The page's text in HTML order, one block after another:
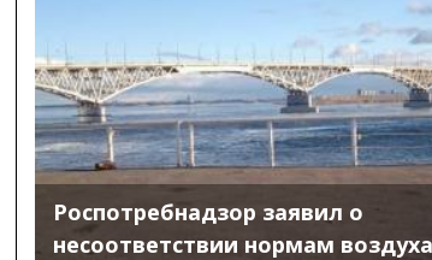
Роспотребнадзор заявил о
несоответствии нормам